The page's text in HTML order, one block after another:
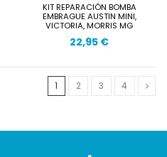
KIT REPARACIÓN BOMBA
EMBRAGUE AUSTIN MINI,
VICTORIA, MORRIS MG
22,95 €
1 2 3 4